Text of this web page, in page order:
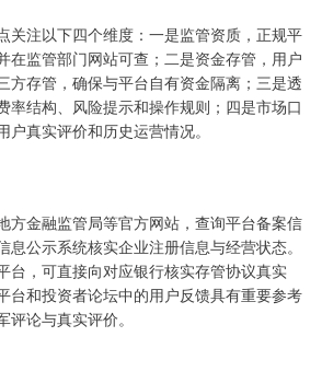
关注以下四个维度：一是监管资质，正规平
在监管部门网站可查；二是资金存管，用户
方存管，确保与平台自有资金隔离；三是透
率结构、风险提示和操作规则；四是市场口
真实评价和历史运营情况。
方金融监管局等官方网站，查询平台备案信
息公示系统核实企业注册信息与经营状态。
台，可直接向对应银行核实存管协议真实
台和投资者论坛中的用户反馈具有重要参考
论与真实评价。